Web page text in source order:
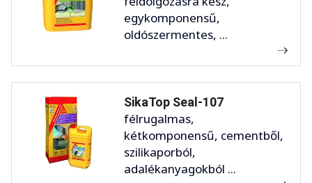
egykomponensű,
oldószermentes, ...
SikaTop Seal-107
félrugalmas,
kétkomponensű, cementből,
szilikaporból,
adalékanyagokból ...